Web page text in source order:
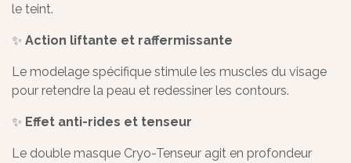
le teint.
✨ Action liftante et raffermissante
Le modelage spécifique stimule les muscles du visage
pour retendre la peau et redessiner les contours.
✨ Effet anti-rides et tenseur
Le double masque Cryo-Tenseur agit en profondeur